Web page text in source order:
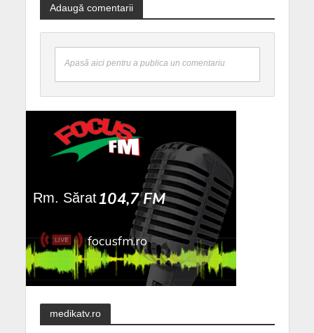
Adaugă comentarii
Apasă aici pentru a publica un comentariu
medikatv.ro